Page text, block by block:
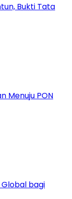
Bukti Tata
Menuju PON
bagi